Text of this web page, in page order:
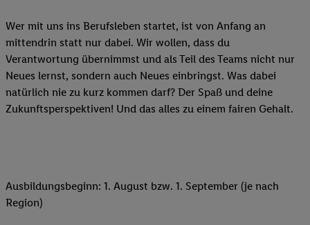
Wer mit uns ins Berufsleben startet, ist von Anfang an
mittendrin statt nur dabei. Wir wollen, dass du
Verantwortung übernimmst und als Teil des Teams nicht nur
Neues lernst, sondern auch Neues einbringst. Was dabei
natürlich nie zu kurz kommen darf? Der Spaß und deine
Zukunftsperspektiven! Und das alles zu einem fairen Gehalt.
Ausbildungsbeginn: 1. August bzw. 1. September (je nach
Region)